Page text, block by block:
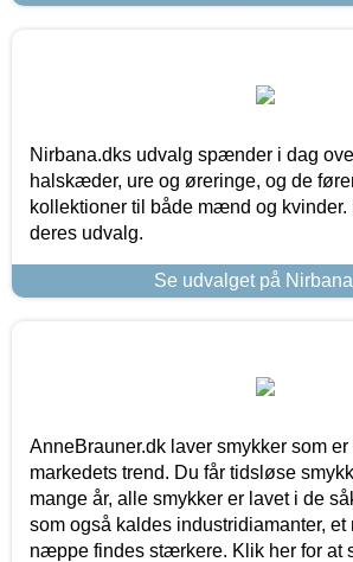
Nirbana.dks udvalg spænder i dag
halskæder, ure og øreringe, og de
kollektioner til både mænd og kvinder.
deres udvalg.
Se udvalget på
AnneBrauner.dk laver smykker som
markedets trend. Du får tidsløse
mange år, alle smykker er lavet i de
som også kaldes industridiamanter, et
næppe findes stærkere. Klik her for at